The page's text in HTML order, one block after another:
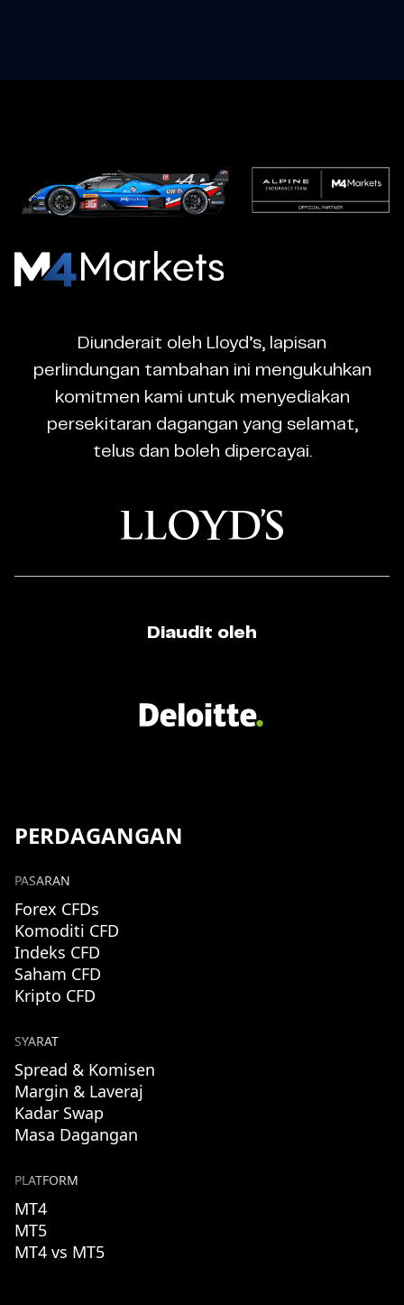
M4Markets
CFD
Trading
Regulated
Broker
Diunderait oleh Lloyd’s, lapisan
perlindungan tambahan ini mengukuhkan
komitmen kami untuk menyediakan
persekitaran dagangan yang selamat,
telus dan boleh dipercayai.
Diaudit oleh
PERDAGANGAN
PASARAN
Forex CFDs
Komoditi CFD
Indeks CFD
Saham CFD
Kripto CFD
SYARAT
Spread & Komisen
Margin & Laveraj
Kadar Swap
Masa Dagangan
PLATFORM
MT4
MT5
MT4 vs MT5